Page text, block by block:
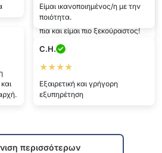
Υπέροχο! Το καλύτερο μέχρι
τώρα! Οι ώμοι μου δεν πονάνε
πια και είμαι πιο ξεκούραστος!
Είμαι ικανοποιημένος/η με την
ποιότητα.
C.H.
★★★★
Εξαιρετική και γρήγορη
εξυπηρέτηση
περισσότερων